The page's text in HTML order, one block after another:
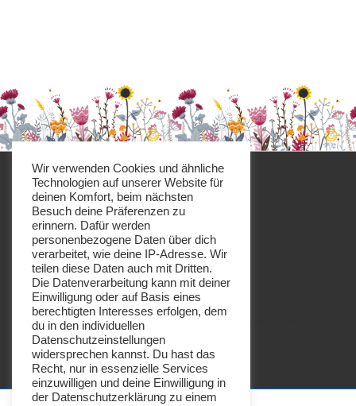
Impressum Datenschutz
Copyright © 2026 Imkerei Honigbrötchen
Responsive-Theme
Wir verwenden Cookies und ähnliche
Technologien auf unserer Website für
deinen Komfort, beim nächsten
Besuch deine Präferenzen zu
erinnern. Dafür werden
personenbezogene Daten über dich
verarbeitet, wie deine IP-Adresse. Wir
teilen diese Daten auch mit Dritten.
Die Datenverarbeitung kann mit deiner
Einwilligung oder auf Basis eines
berechtigten Interesses erfolgen, dem
du in den individuellen
Datenschutzeinstellungen
widersprechen kannst. Du hast das
Recht, nur in essenzielle Services
einzuwilligen und deine Einwilligung in
der Datenschutzerklärung zu einem